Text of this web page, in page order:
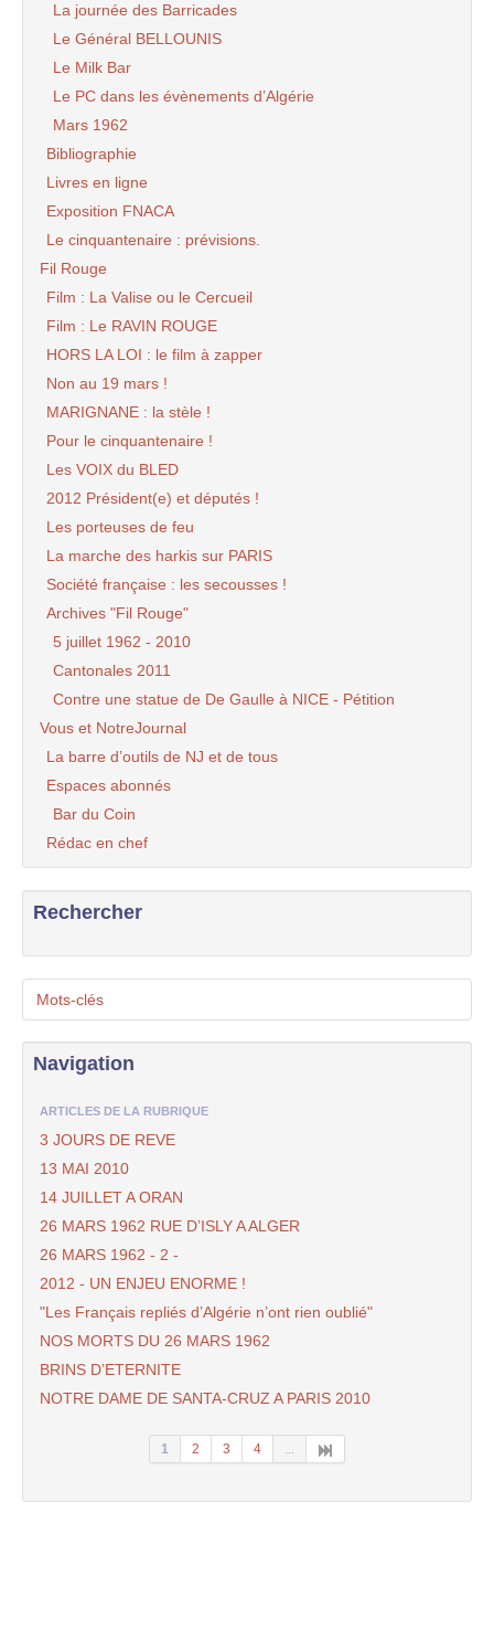
La journée des Barricades
Le Général BELLOUNIS
Le Milk Bar
Le PC dans les évènements d’Algérie
Mars 1962
Bibliographie
Livres en ligne
Exposition FNACA
Le cinquantenaire : prévisions.
Fil Rouge
Film : La Valise ou le Cercueil
Film : Le RAVIN ROUGE
HORS LA LOI : le film à zapper
Non au 19 mars !
MARIGNANE : la stèle !
Pour le cinquantenaire !
Les VOIX du BLED
2012 Président(e) et députés !
Les porteuses de feu
La marche des harkis sur PARIS
Société française : les secousses !
Archives "Fil Rouge"
5 juillet 1962 - 2010
Cantonales 2011
Contre une statue de De Gaulle à NICE - Pétition
Vous et NotreJournal
La barre d’outils de NJ et de tous
Espaces abonnés
Bar du Coin
Rédac en chef
Rechercher
Mots-clés
Navigation
ARTICLES DE LA RUBRIQUE
3 JOURS DE REVE
13 MAI 2010
14 JUILLET A ORAN
26 MARS 1962 RUE D’ISLY A ALGER
26 MARS 1962 - 2 -
2012 - UN ENJEU ENORME !
"Les Français repliés d’Algérie n’ont rien oublié"
NOS MORTS DU 26 MARS 1962
BRINS D’ETERNITE
NOTRE DAME DE SANTA-CRUZ A PARIS 2010
1 2 3 4 ...